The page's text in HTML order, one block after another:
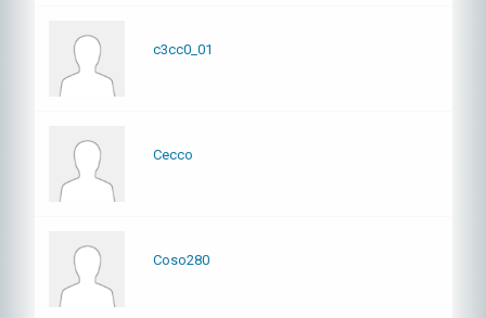
c3cc0_01
Cecco
Coso280